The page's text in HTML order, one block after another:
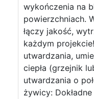
wykończenia na
powierzchniach.
łączy jakość,
każdym
utwardzania,
ciepła (grzejnik
utwardzania o
żywicy: